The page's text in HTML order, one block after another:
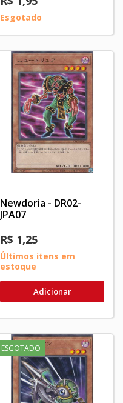
Esgotado
Newdoria - DR02-
JPA07
R$ 1,25
Últimos itens em
estoque
Adicionar
ESGOTADO